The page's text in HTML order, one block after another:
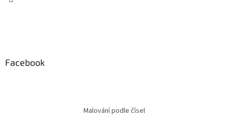
Facebook
Malování podle čísel